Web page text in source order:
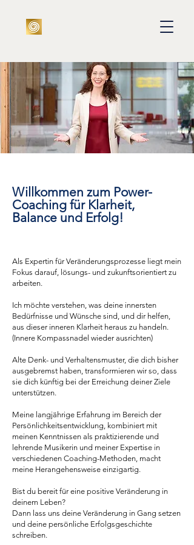
Willkommen zum Power-
Coaching für Klarheit,
Balance und Erfolg!
Als Expertin für Veränderungsprozesse liegt mein
Fokus darauf, lösungs- und zukunftsorientiert zu
arbeiten.
Ich möchte verstehen, was deine innersten
Bedürfnisse und Wünsche sind, und dir helfen,
aus dieser inneren Klarheit heraus zu handeln.
(Innere Kompassnadel wieder ausrichten)
Alte Denk- und Verhaltensmuster, die dich bisher
ausgebremst haben, transformieren wir so, dass
sie dich künftig bei der Erreichung deiner Ziele
unterstützen.
Meine langjährige Erfahrung im Bereich der
Persönlichkeitsentwicklung, kombiniert mit
meinen Kenntnissen als praktizierende und
lehrende Musikerin und meiner Expertise in
verschiedenen Coaching-Methoden, macht
meine Herangehensweise einzigartig.
Bist du bereit für eine positive Veränderung in
deinem Leben?
Dann lass uns deine Veränderung in Gang setzen
und deine persönliche Erfolgsgeschichte
schreiben.